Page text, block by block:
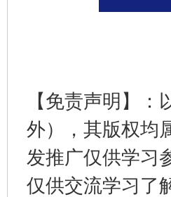
【免责声明】
外），其版权均
发推广仅供学习
仅供交流学习了
在谋一域中谋全局